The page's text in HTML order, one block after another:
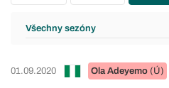
Všechny sezóny
01.09.2020 Ola Adeyemo (Ú)